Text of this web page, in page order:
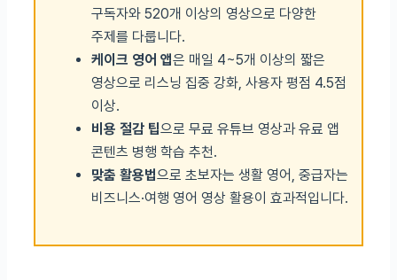
구독자와 520개 이상의 영상으로 다양한
주제를 다룹니다.
케이크 영어 앱은 매일 4~5개 이상의 짧은
영상으로 리스닝 집중 강화, 사용자 평점 4.5점
이상.
비용 절감 팁으로 무료 유튜브 영상과 유료 앱
콘텐츠 병행 학습 추천.
맞춤 활용법으로 초보자는 생활 영어, 중급자는
비즈니스·여행 영어 영상 활용이 효과적입니다.